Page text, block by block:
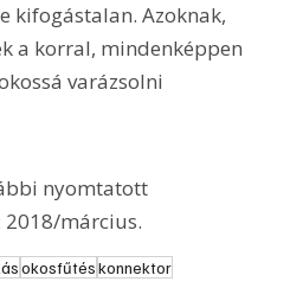
kifogástalan. Azoknak,
a korral, mindenképpen
varázsolni
nyomtatott
2018/március.
okosfűtéskonnektor